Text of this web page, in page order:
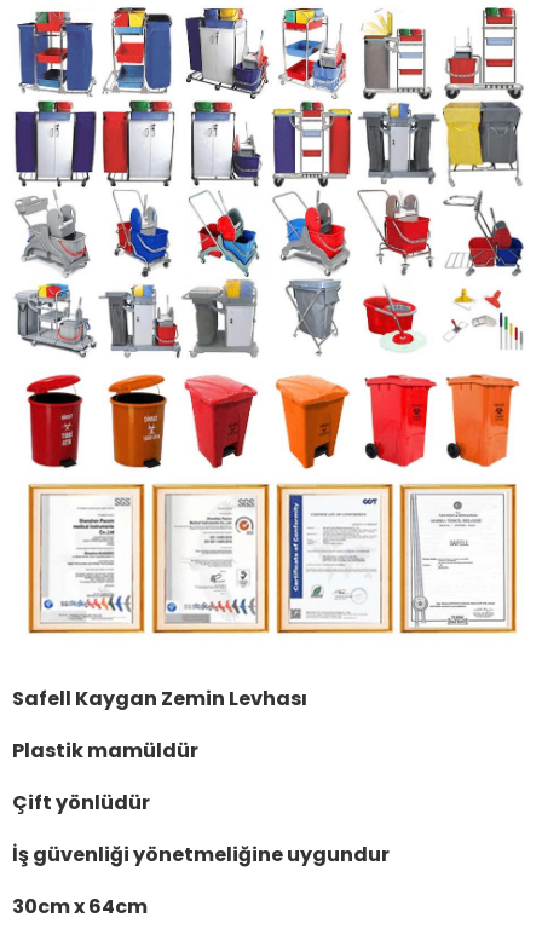
Safell Kaygan Zemin Levhası
Plastik mamüldür
Çift yönlüdür
İş güvenliği yönetmeliğine uygundur
30cm x 64cm